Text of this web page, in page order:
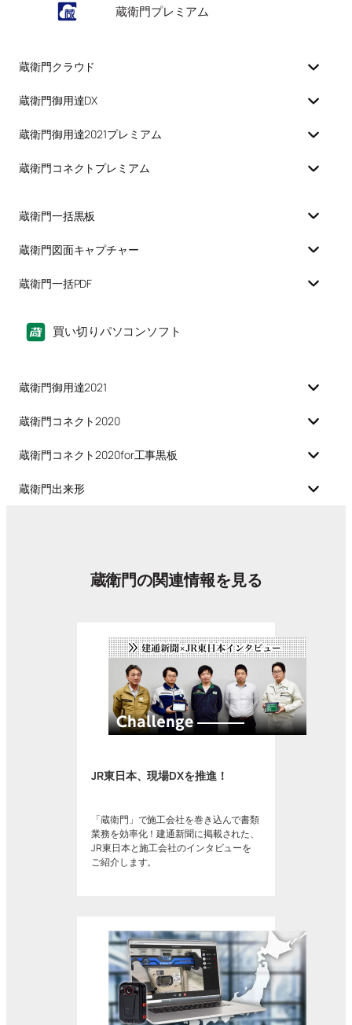
蔵衛門プレミアム
蔵衛門クラウド
蔵衛門御用達DX
蔵衛門御用達2021プレミアム
蔵衛門コネクトプレミアム
蔵衛門一括黒板
蔵衛門図面キャプチャー
蔵衛門一括PDF
買い切りパソコンソフト
蔵衛門御用達2021
蔵衛門コネクト2020
蔵衛門コネクト2020for工事黒板
蔵衛門出来形
蔵衛門の関連情報を見る
JR東日本、現場DXを推進！
「蔵衛門」で施工会社を巻き込んで書類
業務を効率化！建通新聞に掲載された、
JR東日本と施工会社のインタビューを
ご紹介します。